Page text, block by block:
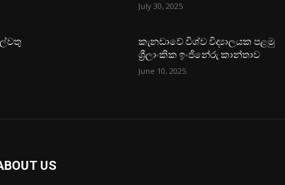
July 30, 2025
කැනඩාවේ විශ්ව විද්‍යාලයක පළමු
ශ්‍රීලාංකික ඉංජිනේරු කාන්තාව
June 10, 2025
US